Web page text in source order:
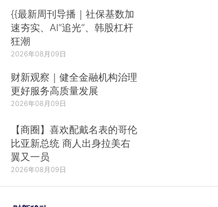
{{最新周刊导播｜社保基数加
速夯实、AI“追光”、韩股杠杆
狂潮
2026年08月09日
财新观察｜健全金融机构治理
更好服务高质量发展
2026年08月09日
【商圈】喜欢配戴名表的哥伦
比亚新总统 商人出身拉美右
翼又一员
2026年08月09日